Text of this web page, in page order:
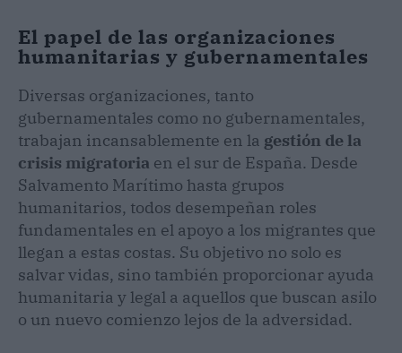
El papel de las organizaciones
humanitarias y gubernamentales
Diversas organizaciones, tanto
gubernamentales como no gubernamentales,
trabajan incansablemente en la gestión de la
crisis migratoria en el sur de España. Desde
Salvamento Marítimo hasta grupos
humanitarios, todos desempeñan roles
fundamentales en el apoyo a los migrantes que
llegan a estas costas. Su objetivo no solo es
salvar vidas, sino también proporcionar ayuda
humanitaria y legal a aquellos que buscan asilo
o un nuevo comienzo lejos de la adversidad.